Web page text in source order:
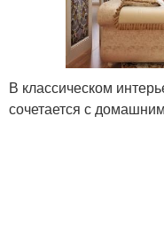
В классическом
сочетается с